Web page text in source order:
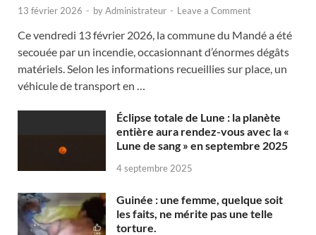
13 février 2026 - byAdministrateur - Leave a Comment
Ce vendredi 13 février 2026, la commune du Mandé a été
secouée par un incendie, occasionnant d’énormes dégâts
matériels. Selon les informations recueillies sur place, un
véhicule de transport en …
Éclipse totale de Lune : la planète
entière aura rendez-vous avec la «
Lune de sang » en septembre 2025
4 septembre 2025
Guinée : une femme, quelque soit
les faits, ne mérite pas une telle
torture.